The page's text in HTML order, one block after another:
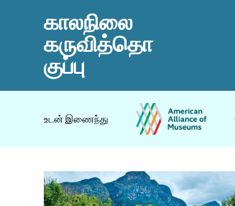
காலநிலை
கருவித்தொ
குப்பு
உடன் இணைந்து